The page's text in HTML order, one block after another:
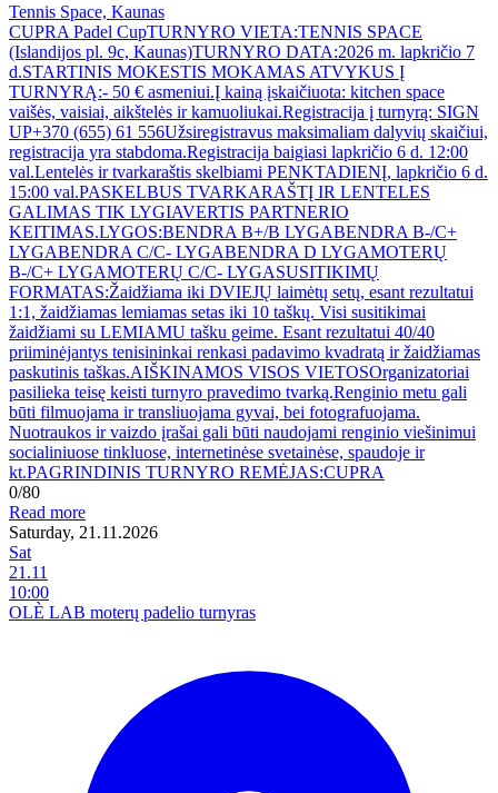
Tennis Space, Kaunas
CUPRA Padel CupTURNYRO VIETA:TENNIS SPACE
(Islandijos pl. 9c, Kaunas)TURNYRO DATA:2026 m. lapkričio 7
d.STARTINIS MOKESTIS MOKAMAS ATVYKUS Į
TURNYRĄ:- 50 € asmeniui.Į kainą įskaičiuota: kitchen space
vaišės, vaisiai, aikštelės ir kamuoliukai.Registracija į turnyrą: SIGN
UP+370 (655) 61 556Užsiregistravus maksimaliam dalyvių skaičiui,
registracija yra stabdoma.Registracija baigiasi lapkričio 6 d. 12:00
val.Lentelės ir tvarkaraštis skelbiami PENKTADIENĮ, lapkričio 6 d.
15:00 val.PASKELBUS TVARKARAŠTĮ IR LENTELES
GALIMAS TIK LYGIAVERTIS PARTNERIO
KEITIMAS.LYGOS:BENDRA B+/B LYGABENDRA B-/C+
LYGABENDRA C/C- LYGABENDRA D LYGAMOTERŲ
B-/C+ LYGAMOTERŲ C/C- LYGASUSITIKIMŲ
FORMATAS:Žaidžiama iki DVIEJŲ laimėtų setų, esant rezultatui
1:1, žaidžiamas lemiamas setas iki 10 taškų. Visi susitikimai
žaidžiami su LEMIAMU tašku geime. Esant rezultatui 40/40
priiminėjantys tenisininkai renkasi padavimo kvadratą ir žaidžiamas
paskutinis taškas.AIŠKINAMOS VISOS VIETOSOrganizatoriai
pasilieka teisę keisti turnyro pravedimo tvarką.Renginio metu gali
būti filmuojama ir transliuojama gyvai, bei fotografuojama.
Nuotraukos ir vaizdo įrašai gali būti naudojami renginio viešinimui
socialiniuose tinkluose, internetinėse svetainėse, spaudoje ir
kt.PAGRINDINIS TURNYRO REMĖJAS:CUPRA
0/80
Read more
Saturday, 21.11.2026
Sat
21.11
10:00
OLÈ LAB moterų padelio turnyras